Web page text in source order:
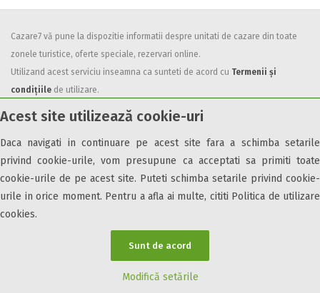
Acest site utilizează cookie-uri
Daca navigati in continuare pe acest site fara a schimba setarile
privind cookie-urile, vom presupune ca acceptati sa primiti toate
cookie-urile de pe acest site. Puteti schimba setarile privind cookie-
urile in orice moment. Pentru a afla ai multe, cititi Politica de utilizare
cookies.
Sunt de acord
Modifică setările
Cazare7 vă pune la dispozitie informatii despre unitati de cazare din toate
zonele turistice, oferte speciale, rezervari online.
Utilizand acest serviciu inseamna ca sunteti de acord cu Termenii și
condițiile de utilizare.
© 2026 Cazare7. Toate drepturile rezervate.
Obiective turistice